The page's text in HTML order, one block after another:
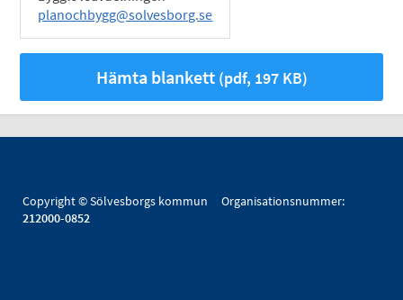
planochbygg@solvesborg.se
Hämta blankett(pdf, 197 KB)
Copyright © Sölvesborgs kommun Organisationsnummer:
212000-0852